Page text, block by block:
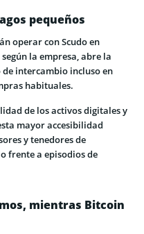
pequeños
operar con Scudo en
la empresa, abre la
intercambio incluso en
habituales.
de los activos digitales y
mayor accesibilidad
y tenedores de
frente a episodios de
mientras Bitcoin